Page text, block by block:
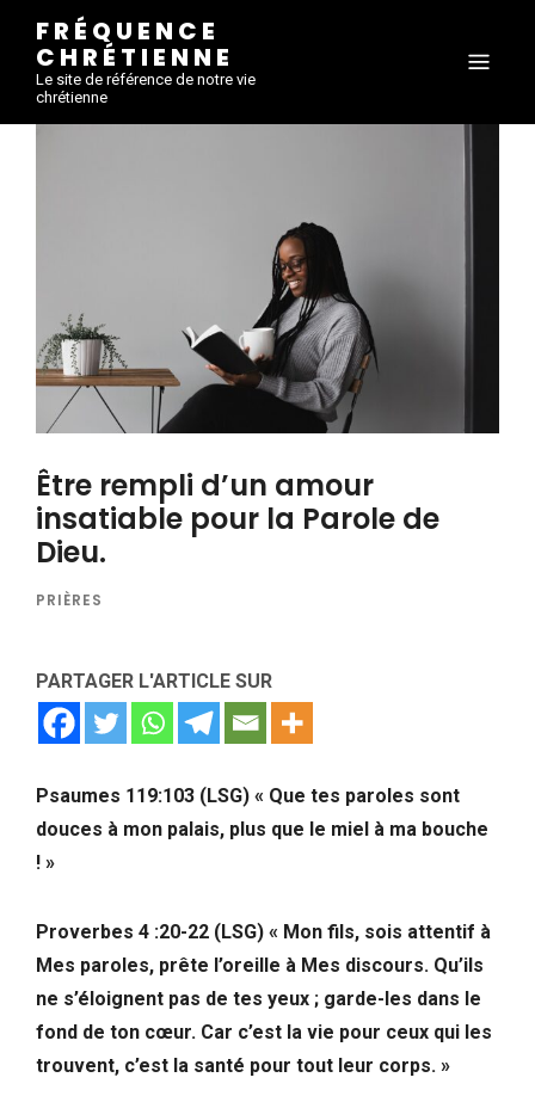
FRÉQUENCE
CHRÉTIENNE
Le site de référence de notre vie
chrétienne
Être rempli d’un amour
insatiable pour la Parole de
Dieu.
PRIÈRES
PARTAGER L'ARTICLE SUR
Psaumes 119:103 (LSG) « Que tes paroles sont
douces à mon palais, plus que le miel à ma bouche
! »
Proverbes 4 :20-22 (LSG) « Mon fils, sois attentif à
Mes paroles, prête l’oreille à Mes discours. Qu’ils
ne s’éloignent pas de tes yeux ; garde-les dans le
fond de ton cœur. Car c’est la vie pour ceux qui les
trouvent, c’est la santé pour tout leur corps. »